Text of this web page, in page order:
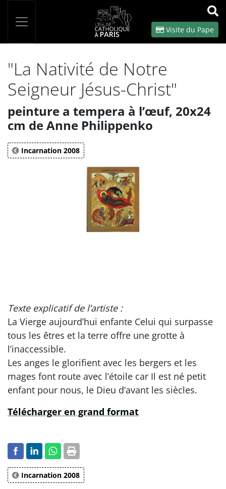
OK
Visite du Pape
"La Nativité de Notre
Seigneur Jésus-Christ"
peinture a tempera à l’œuf, 20x24
cm de Anne Philippenko
Incarnation 2008
Texte explicatif de l’artiste :
La Vierge aujourd’hui enfante Celui qui surpasse
tous les êtres et la terre offre une grotte à
l’inaccessible.
Les anges le glorifient avec les bergers et les
mages font route avec l’étoile car Il est né petit
enfant pour nous, le Dieu d’avant les siècles.
Télécharger en grand format
Incarnation 2008
Panneau de gestion des cookies